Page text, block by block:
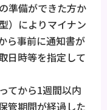
準備ができた方か
）によりマイナン
ら事前に通知書が
日時等を指定して
てから1週間以内
管期間が経過した